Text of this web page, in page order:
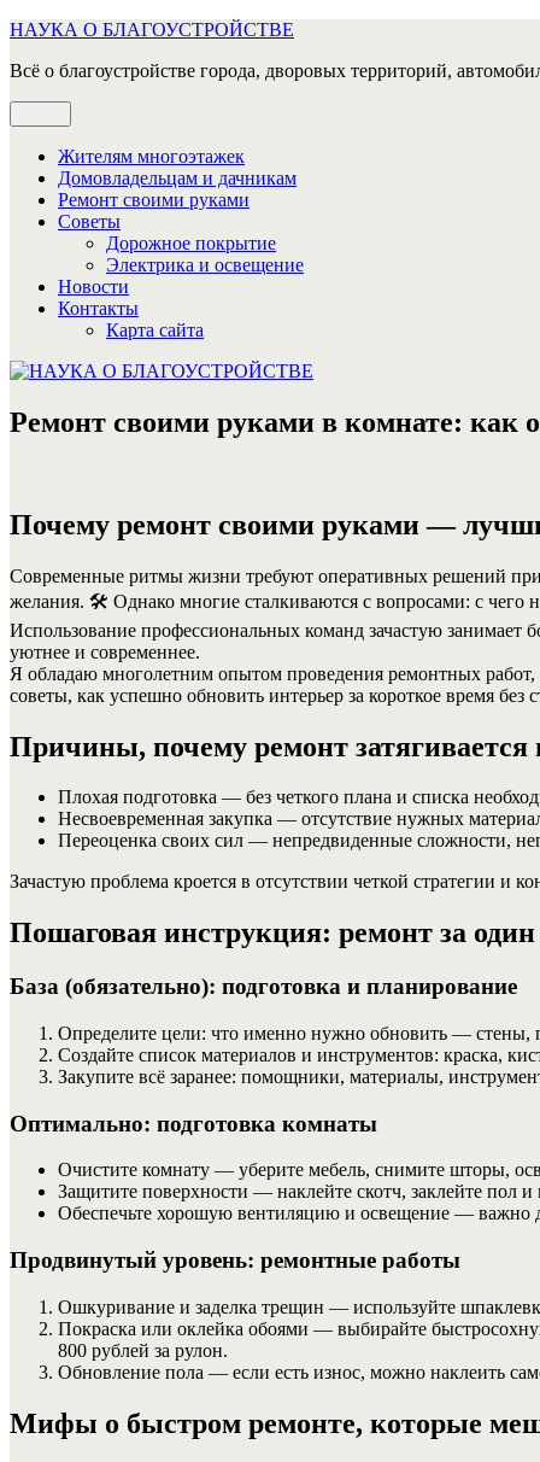
Перейти
содержимому
НАУКА О БЛАГОУСТРОЙСТВЕ
Всё о благоустройстве города, дворовых территорий,
Жителям многоэтажек
Домовладельцам и дачникам
Ремонт своими руками
Советы
Дорожное покрытие
Электрика и освещение
Новости
Контакты
Карта сайта
Ремонт своими руками в комнате: как
Почему ремонт своими руками —
Современные ритмы жизни требуют оперативных решений
желания. 🛠️ Однако многие сталкиваются с вопросами: с чего
Использование профессиональных команд зачастую
уютнее и современнее.
Я обладаю многолетним опытом проведения ремонтных
советы, как успешно обновить интерьер за короткое время без
Причины, почему ремонт
Плохая подготовка — без четкого плана и списка
Несвоевременная закупка — отсутствие нужных
Переоценка своих сил — непредвиденные сложности,
Зачастую проблема кроется в отсутствии четкой стратегии
Пошаговая инструкция: ремонт за
База (обязательно): подготовка и планирование
Определите цели: что именно нужно обновить — стены,
Создайте список материалов и инструментов: краска,
Закупите всё заранее: помощники, материалы,
Оптимально: подготовка комнаты
Очистите комнату — уберите мебель, снимите шторы,
Защитите поверхности — наклейте скотч, заклейте пол и
Обеспечьте хорошую вентиляцию и освещение — важно
Продвинутый уровень: ремонтные работы
Ошкуривание и заделка трещин — используйте
Покраска или оклейка обоями — выбирайте
800 рублей за рулон.
Обновление пола — если есть износ, можно наклеить
Мифы о быстром ремонте, которые